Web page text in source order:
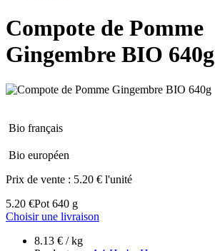
Compote de Pomme
Gingembre BIO 640g
Bio français
Bio européen
Prix de vente : 5.20 € l'unité
5.20 €Pot 640 g
Choisir une livraison
8.13 € / kg